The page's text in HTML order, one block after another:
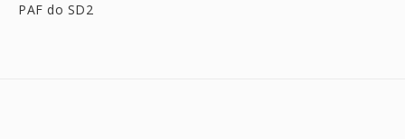
PAF do SD2